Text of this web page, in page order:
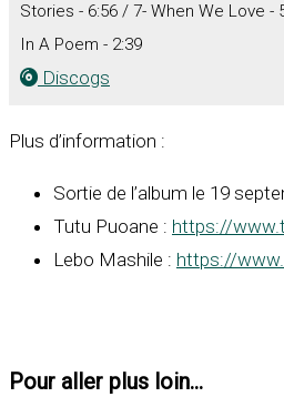
Stories - 6:56 / 7- When We Love -
In A Poem - 2:39
Discogs
Plus d’information :
Sortie de l’album le 19
Tutu Puoane : https://
Lebo Mashile : https://
Pour aller plus loin...